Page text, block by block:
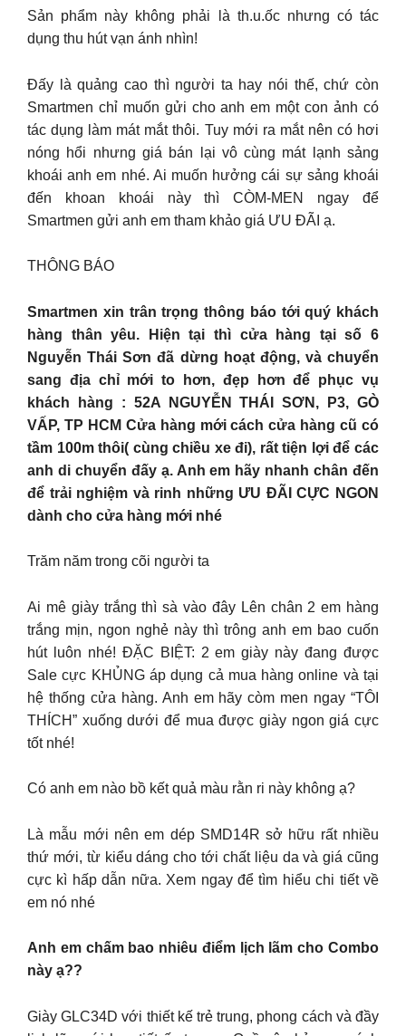
Sản phẩm này không phải là th.u.ốc nhưng có tác
dụng thu hút vạn ánh nhìn!
Đấy là quảng cao thì người ta hay nói thế, chứ còn
Smartmen chỉ muốn gửi cho anh em một con ảnh có
tác dụng làm mát mắt thôi. Tuy mới ra mắt nên có hơi
nóng hổi nhưng giá bán lại vô cùng mát lạnh sảng
khoái anh em nhé. Ai muốn hưởng cái sự sảng khoái
đến khoan khoái này thì CÒM-MEN ngay để
Smartmen gửi anh em tham khảo giá ƯU ĐÃI ạ.
THÔNG BÁO
Smartmen xin trân trọng thông báo tới quý khách
hàng thân yêu. Hiện tại thì cửa hàng tại số 6
Nguyễn Thái Sơn đã dừng hoạt động, và chuyển
sang địa chỉ mới to hơn, đẹp hơn để phục vụ
khách hàng : 52A NGUYỄN THÁI SƠN, P3, GÒ
VẤP, TP HCM Cửa hàng mới cách cửa hàng cũ có
tầm 100m thôi( cùng chiều xe đi), rất tiện lợi để các
anh di chuyển đấy ạ. Anh em hãy nhanh chân đến
để trải nghiệm và rinh những ƯU ĐÃI CỰC NGON
dành cho cửa hàng mới nhé
Trăm năm trong cõi người ta
Ai mê giày trắng thì sà vào đây Lên chân 2 em hàng
trắng mịn, ngon nghẻ này thì trông anh em bao cuốn
hút luôn nhé! ĐẶC BIỆT: 2 em giày này đang được
Sale cực KHỦNG áp dụng cả mua hàng online và tại
hệ thống cửa hàng. Anh em hãy còm men ngay “TÔI
THÍCH” xuống dưới để mua được giày ngon giá cực
tốt nhé!
Có anh em nào bồ kết quả màu rằn ri này không ạ?
Là mẫu mới nên em dép SMD14R sở hữu rất nhiều
thứ mới, từ kiểu dáng cho tới chất liệu da và giá cũng
cực kì hấp dẫn nữa. Xem ngay để tìm hiểu chi tiết về
em nó nhé
Anh em chấm bao nhiêu điểm lịch lãm cho Combo
này ạ??
Giày GLC34D với thiết kế trẻ trung, phong cách và đầy